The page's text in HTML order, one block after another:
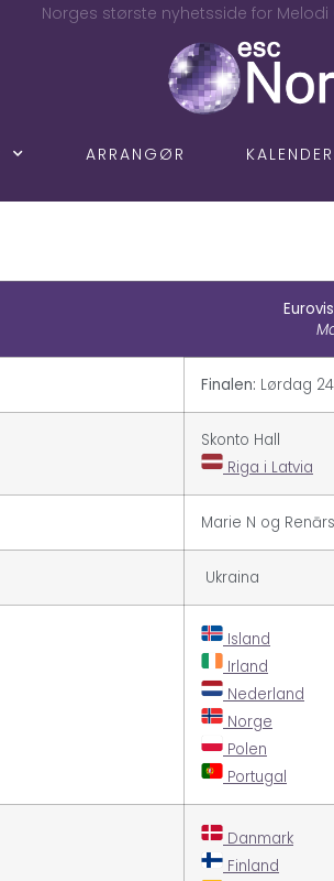
Norges største nyhetsside for Melodi
ARRANGØR KALENDER
Finalen: Lørdag
Skonto Hall
Riga i Latvia
Marie N og
Ukraina
Island
Irland
Nederland
Norge
Polen
Portugal
Danmark
Finland